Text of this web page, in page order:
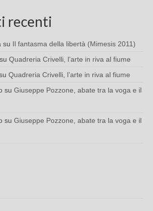
recenti
su Il fantasma della libertà (Mimesis 2011)
su Quadreria Crivelli, l’arte in riva al fiume
Quadreria Crivelli, l’arte in riva al fiume
su Giuseppe Pozzone, abate tra la voga e il
su Giuseppe Pozzone, abate tra la voga e il